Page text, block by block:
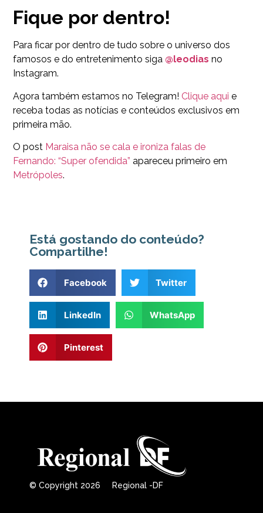
Fique por dentro!
Para ficar por dentro de tudo sobre o universo dos
famosos e do entretenimento siga @leodias no
Instagram.
Agora também estamos no Telegram! Clique aqui e
receba todas as notícias e conteúdos exclusivos em
primeira mão.
O post Maraisa não se cala e ironiza falas de
Fernando: “Super ofendida” apareceu primeiro em
Metrópoles.
Está gostando do conteúdo?
Compartilhe!
Facebook Twitter
LinkedIn WhatsApp
Pinterest
© Copyright 2026 Regional -DF